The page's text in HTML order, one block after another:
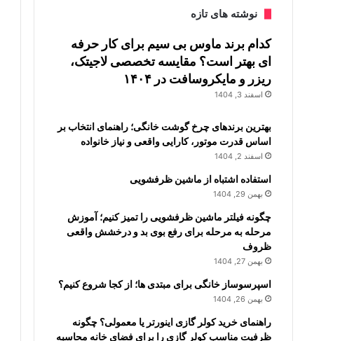
نوشته های تازه
کدام برند ماوس بی سیم برای کار حرفه
ای بهتر است؟ مقایسه تخصصی لاجیتک،
ریزر و مایکروسافت در ۱۴۰۴
اسفند 3, 1404
بهترین برندهای چرخ گوشت خانگی؛ راهنمای انتخاب بر
اساس قدرت موتور، کارایی واقعی و نیاز خانواده
اسفند 2, 1404
استفاده اشتباه از ماشین ظرفشویی
بهمن 29, 1404
چگونه فیلتر ماشین ظرفشویی را تمیز کنیم؛ آموزش
مرحله به مرحله برای رفع بوی بد و درخشش واقعی
ظروف
بهمن 27, 1404
اسپرسوساز خانگی برای مبتدی ها؛ از کجا شروع کنیم؟
بهمن 26, 1404
راهنمای خرید کولر گازی اینورتر یا معمولی؟ چگونه
ظرفیت مناسب کولر گازی را برای فضای خانه محاسبه